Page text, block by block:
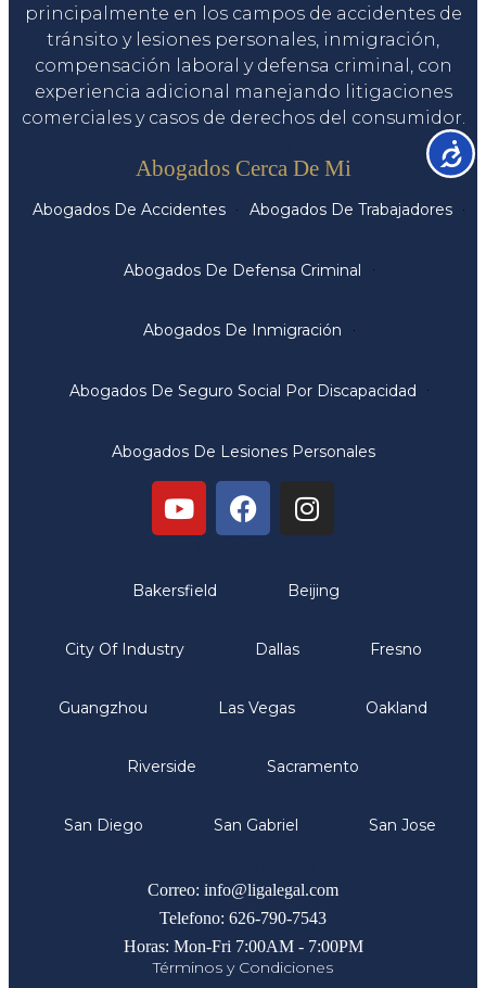
principalmente en los campos de accidentes de
tránsito y lesiones personales, inmigración,
compensación laboral y defensa criminal, con
experiencia adicional manejando litigaciones
comerciales y casos de derechos del consumidor.
Abogados Cerca De Mi
Abogados De Accidentes Abogados De Trabajadores
Abogados De Defensa Criminal
Abogados De Inmigración
Abogados De Seguro Social Por Discapacidad
Abogados De Lesiones Personales
Bakersfield Beijing
City Of Industry Dallas Fresno
Guangzhou Las Vegas Oakland
Riverside Sacramento
San Diego San Gabriel San Jose
Correo: info@ligalegal.com
Telefono: 626-790-7543
Horas: Mon-Fri 7:00AM - 7:00PM
Términos y Condiciones